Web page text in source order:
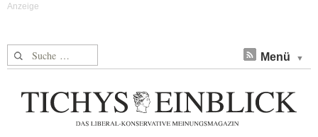
Suche nach: Menü